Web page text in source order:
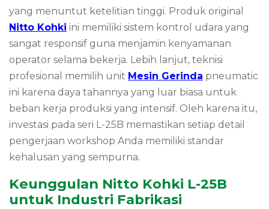
yang menuntut ketelitian tinggi. Produk original
Nitto Kohki ini memiliki sistem kontrol udara yang
sangat responsif guna menjamin kenyamanan
operator selama bekerja. Lebih lanjut, teknisi
profesional memilih unit Mesin Gerinda pneumatic
ini karena daya tahannya yang luar biasa untuk
beban kerja produksi yang intensif. Oleh karena itu,
investasi pada seri L-25B memastikan setiap detail
pengerjaan workshop Anda memiliki standar
kehalusan yang sempurna.
Keunggulan Nitto Kohki L-25B
untuk Industri Fabrikasi